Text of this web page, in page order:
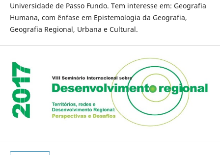
Universidade de Passo Fundo. Tem interesse em: Geografia
Humana, com ênfase em Epistemologia da Geografia,
Geografia Regional, Urbana e Cultural.